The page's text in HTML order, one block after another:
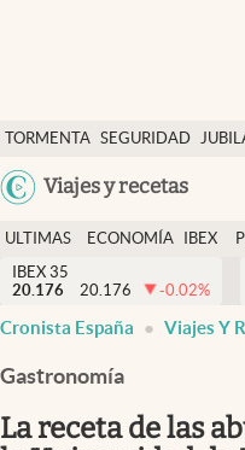
TORMENTA SEGURIDAD
Viajes y recetas
Economía y finanzas
Política
Actualidad
Criptomonedas
España
ULTIMAS
NOTICIAS
ECONOMÍA
FINANZAS
IBEX
EURO
IBEX 35
20.176
20.176 -0.02%
Cronista España Viajes Y
Gastronomía
La receta de las